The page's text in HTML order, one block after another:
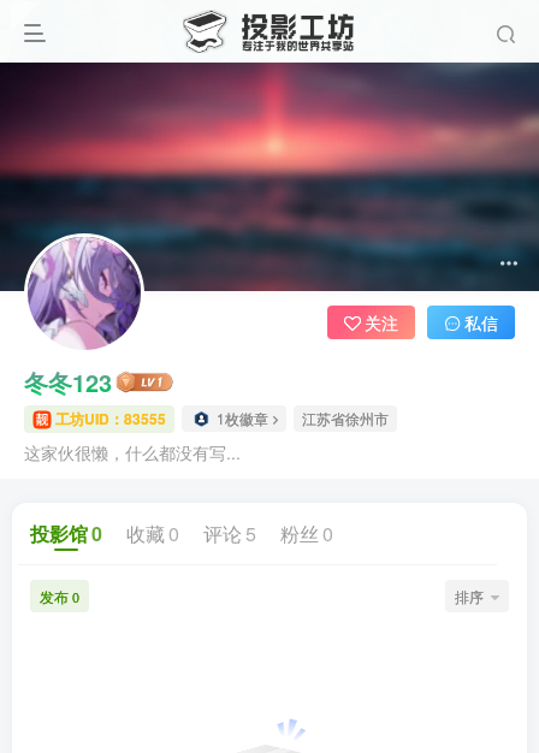
冬冬123
工坊UID：83555 1枚徽章 江苏省徐州市
这家伙很懒，什么都没有写...
关注 私信
投影馆0 收藏 0 评论 5 粉丝 0
发布 0 排序